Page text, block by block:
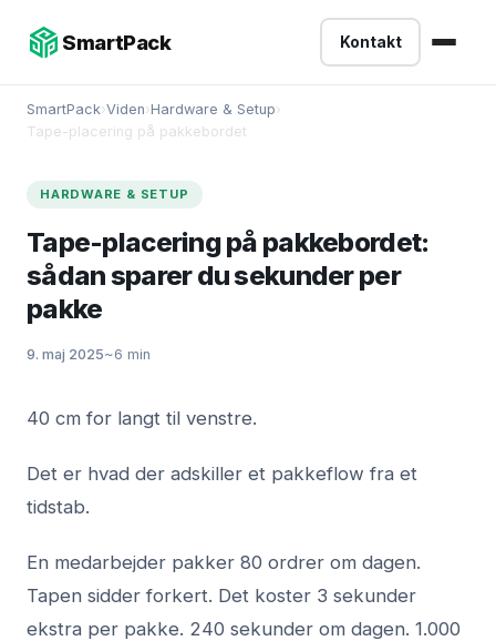
SmartPack Kontakt
SmartPack›Viden›Hardware & Setup›
Tape-placering på pakkebordet
HARDWARE & SETUP
Tape-placering på pakkebordet:
sådan sparer du sekunder per
pakke
9. maj 2025~6 min
40 cm for langt til venstre.
Det er hvad der adskiller et pakkeflow fra et
tidstab.
En medarbejder pakker 80 ordrer om dagen.
Tapen sidder forkert. Det koster 3 sekunder
ekstra per pakke. 240 sekunder om dagen. 1.000